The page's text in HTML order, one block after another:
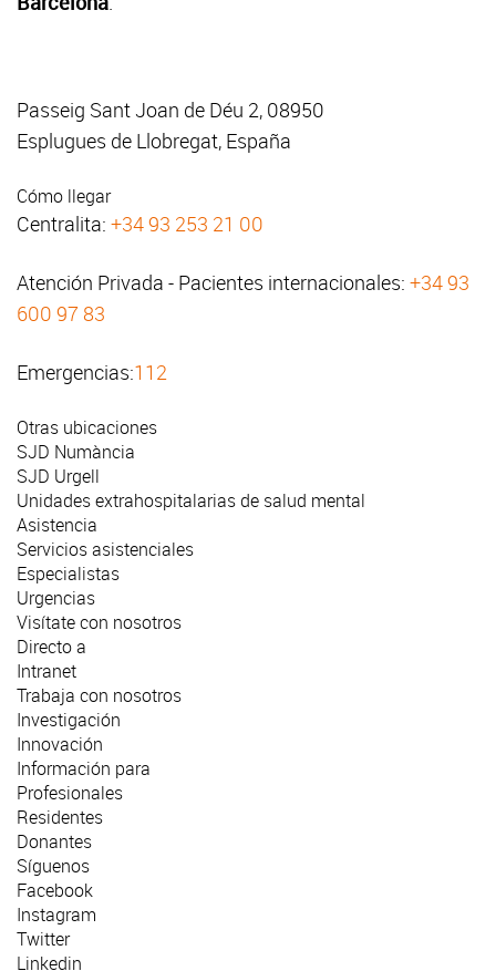
Passeig Sant Joan de Déu 2, 08950
Esplugues de Llobregat, España
Cómo llegar
Centralita: +34 93 253 21 00
Atención Privada - Pacientes internacionales: +34 93
600 97 83
Emergencias:112
Otras ubicaciones
SJD Numància
SJD Urgell
Unidades extrahospitalarias de salud mental
Asistencia
Servicios asistenciales
Especialistas
Urgencias
Visítate con nosotros
Directo a
Intranet
Trabaja con nosotros
Investigación
Innovación
Información para
Profesionales
Residentes
Donantes
Síguenos
Facebook
Instagram
Twitter
Linkedin